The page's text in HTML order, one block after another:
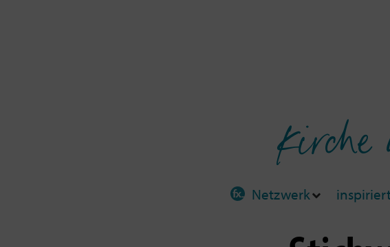
Kirche
Netzwerk